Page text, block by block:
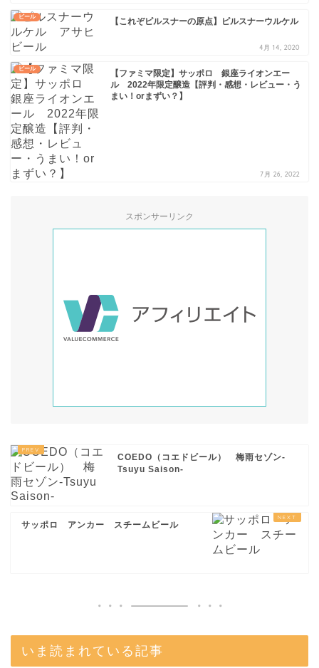
ビール 【これぞピルスナーの原点】ピルスナーウルケル
4月 14, 2020
ビール
【ファミマ限定】サッポロ 銀座ライオンエー
ル 2022年限定醸造【評判・感想・レビュー・う
まい！orまずい？】
7月 26, 2022
スポンサーリンク
COEDO（コエドビール） 梅雨セゾン-
Tsuyu Saison-
サッポロ アンカー スチームビール
いま読まれている記事